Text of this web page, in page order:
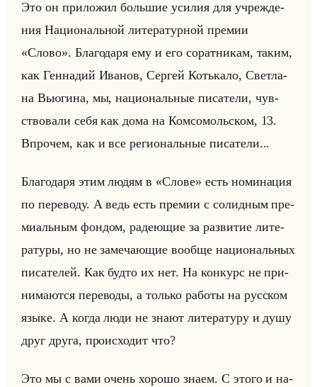
Это он при­ло­жил большие уси­лия для учре­жде­
ния На­ци­ональной ли­те­ра­тур­ной пре­мии
«Слово». Бла­го­да­ря ему и его со­рат­ни­кам, таким,
как Ген­на­дий Ива­нов, Сер­гей Котька­ло, Свет­ла­
на Вью­ги­на, мы, на­ци­ональные пи­са­те­ли, чув­
ство­ва­ли себя как дома на Ком­со­мольском, 13.
Впро­чем, как и все ре­ги­ональные пи­са­те­ли...
Бла­го­да­ря этим людям в «Слове» есть но­ми­на­ция
по пе­ре­во­ду. А ведь есть пре­мии с со­лид­ным пре­
ми­альным фон­дом, ра­де­ющие за раз­ви­тие ли­те­
ра­ту­ры, но не за­ме­ча­ющие во­об­ще на­ци­ональных
пи­са­те­лей. Как будто их нет. На кон­курс не при­
ни­ма­ют­ся пе­ре­во­ды, а только ра­бо­ты на рус­ском
языке. А когда люди не знают ли­те­ра­ту­ру и душу
друг друга, про­ис­хо­дит что?
Это мы с вами очень хо­ро­шо знаем. С этого и на­